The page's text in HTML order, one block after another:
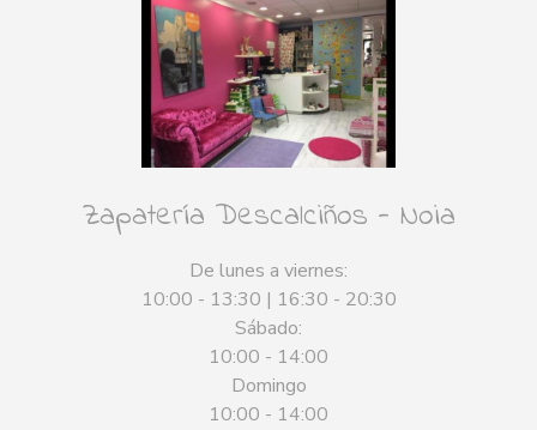
Zapatería Descalciños - Noia
De lunes a viernes:
10:00 - 13:30 | 16:30 - 20:30
Sábado:
10:00 - 14:00
Domingo
10:00 - 14:00